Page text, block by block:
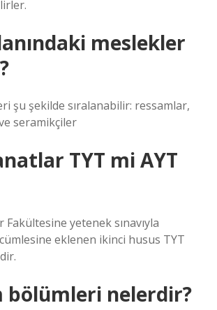
meslekler
şu şekilde sıralanabilir: ressamlar,
seramikçiler
TYT mi AYT
Fakültesine yetenek sınavıyla
cümlesine eklenen ikinci husus TYT
bölümleri nelerdir?